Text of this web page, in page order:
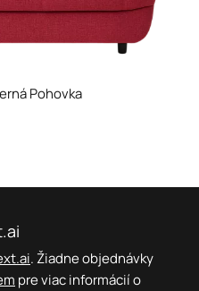
Pohovka
. Žiadne objednávky
pre viac informácií o